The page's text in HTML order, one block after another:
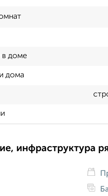
в доме
дома
инфраструктура